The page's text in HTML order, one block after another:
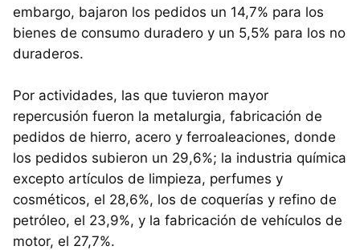
embargo, bajaron los pedidos un 14,7% para los
bienes de consumo duradero y un 5,5% para los no
duraderos.
Por actividades, las que tuvieron mayor
repercusión fueron la metalurgia, fabricación de
pedidos de hierro, acero y ferroaleaciones, donde
los pedidos subieron un 29,6%; la industria química
excepto artículos de limpieza, perfumes y
cosméticos, el 28,6%, los de coquerías y refino de
petróleo, el 23,9%, y la fabricación de vehículos de
motor, el 27,7%.